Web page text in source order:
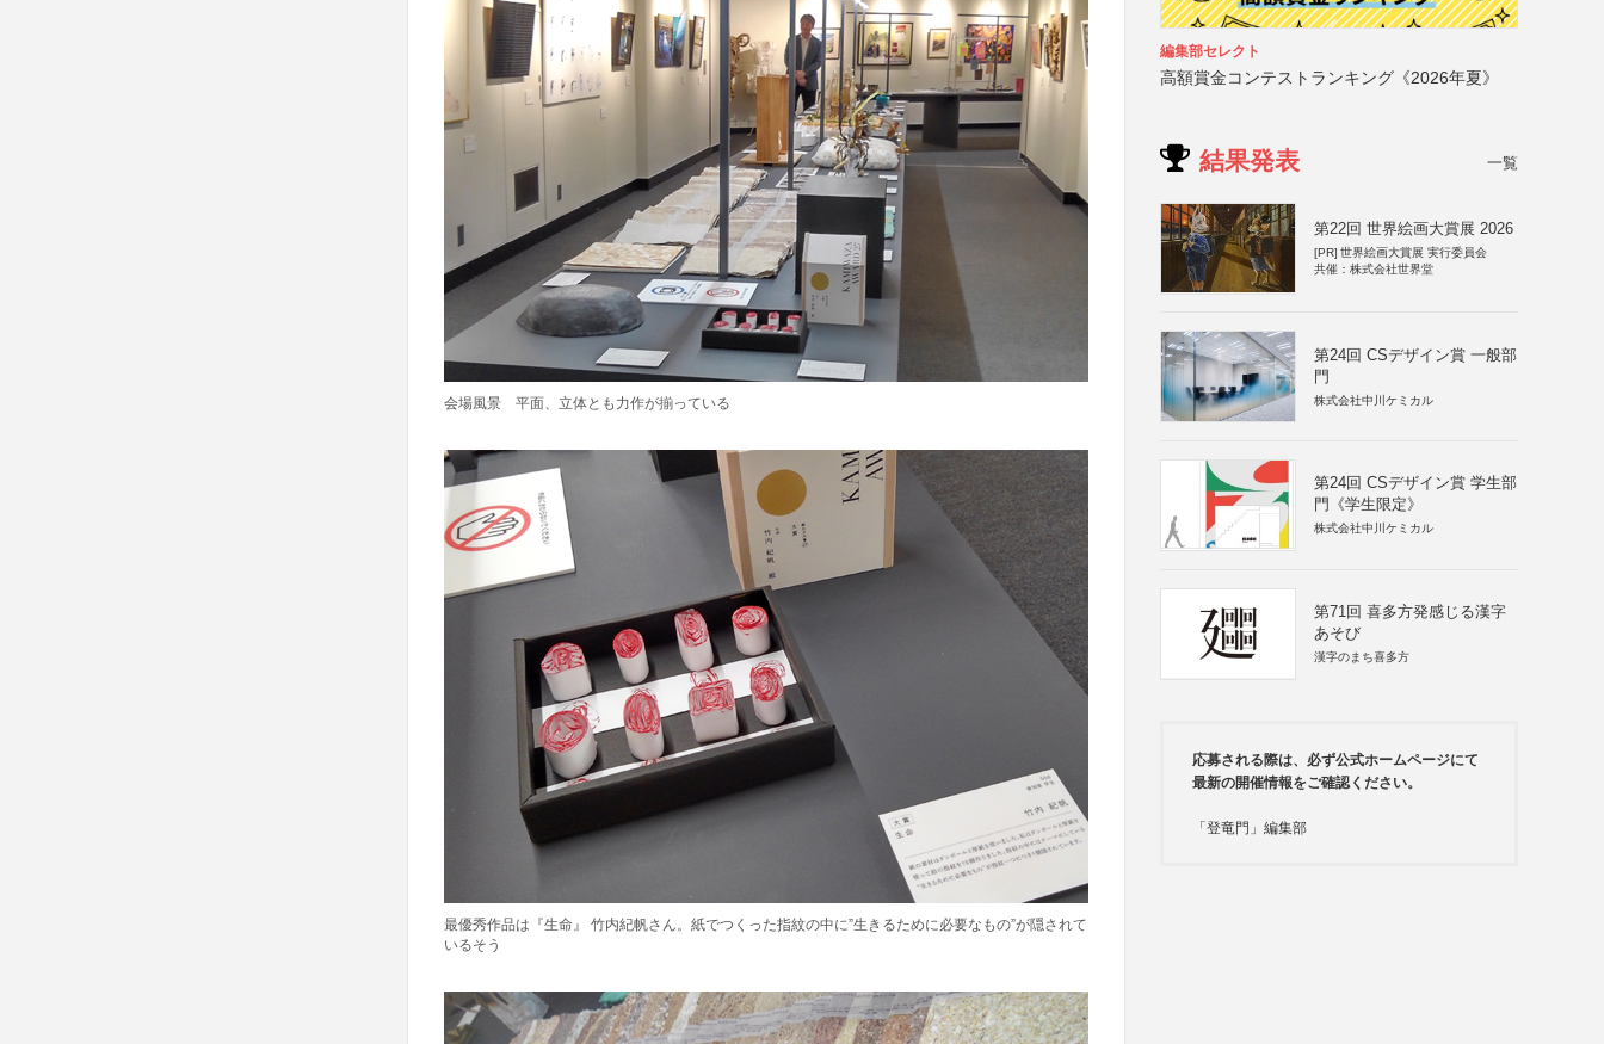
会場風景 平面、立体とも力作が揃っている
最優秀作品は『生命』 竹内紀帆さん。紙でつくった指紋の中に”生きるために必要なもの”が隠されて
いるそう
編集部セレクト
高額賞金コンテストランキング《2026年夏》
結果発表 一覧
第22回 世界絵画大賞展 2026
[PR] 世界絵画大賞展 実行委員会
共催：株式会社世界堂
第24回 CSデザイン賞 一般部
門
株式会社中川ケミカル
第24回 CSデザイン賞 学生部
門《学生限定》
株式会社中川ケミカル
第71回 喜多方発感じる漢字
あそび
漢字のまち喜多方
応募される際は、必ず公式ホームページにて
最新の開催情報をご確認ください。
「登竜門」編集部